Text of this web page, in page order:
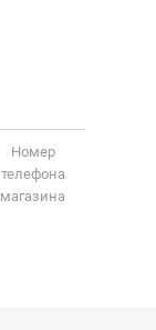
Номер
телефона
магазина